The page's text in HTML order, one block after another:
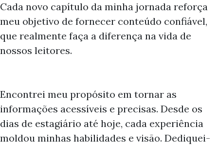
Cada novo capítulo da minha jornada reforça
meu objetivo de fornecer conteúdo confiável,
que realmente faça a diferença na vida de
nossos leitores.
Encontrei meu propósito em tornar as
informações acessíveis e precisas. Desde os
dias de estagiário até hoje, cada experiência
moldou minhas habilidades e visão. Dediquei-